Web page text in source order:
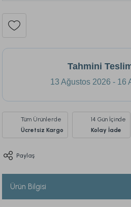
Tahmini
13 Ağustos 2026 - 16
Tüm Ürünlerde
Ücretsiz Kargo
14 Gün İçinde
Kolay İade
Paylaş
Ürün Bilgisi